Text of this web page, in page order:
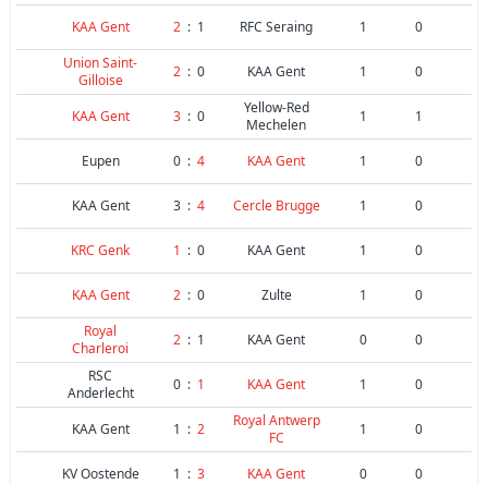
KAA Gent 2 : 1 RFC Seraing 1
0
Union Saint-
Gilloise
2 : 0 KAA Gent 1 0
KAA Gent 3 : 0
Yellow-Red
Mechelen
1 1
Eupen 0 : 4 KAA Gent 1 0
KAA Gent 3 : 4 Cercle Brugge 1 0
KRC Genk 1 : 0 KAA Gent 1 0
KAA Gent 2 : 0 Zulte 1
0
Royal
Charleroi
2 : 1 KAA Gent 0
0
RSC
Anderlecht
0 : 1 KAA Gent 1 0
KAA Gent 1 : 2
Royal Antwerp
FC
1 0
KV Oostende 1 : 3 KAA Gent 0 0